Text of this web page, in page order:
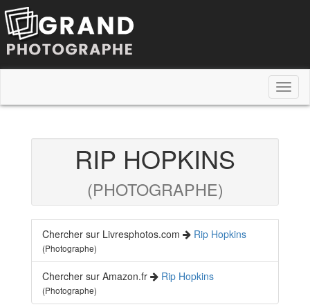
RIP HOPKINS
(PHOTOGRAPHE)
Chercher sur Livresphotos.com Rip Hopkins
(Photographe)
Chercher sur Amazon.fr Rip Hopkins
(Photographe)